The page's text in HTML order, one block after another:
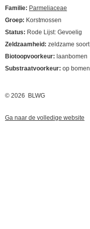
Familie: Parmeliaceae
Groep: Korstmossen
Status: Rode Lijst: Gevoelig
Zeldzaamheid: zeldzame soort
Biotoopvoorkeur: laanbomen
Substraatvoorkeur: op bomen
© 2026 BLWG
Ga naar de volledige website